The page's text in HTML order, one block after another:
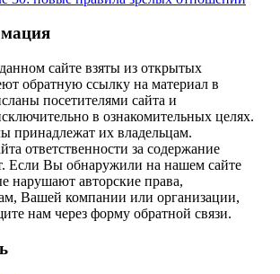
сайте взяты из открытых
обратную ссылку на материал в
посетителями сайта и
в ознакомительных целях.
принадлежат их владельцам.
ответственности за содержание
Если Вы обнаружили на нашем сайте
нарушают авторские права,
Вашей компании или организации,
нам через форму обратной связи.